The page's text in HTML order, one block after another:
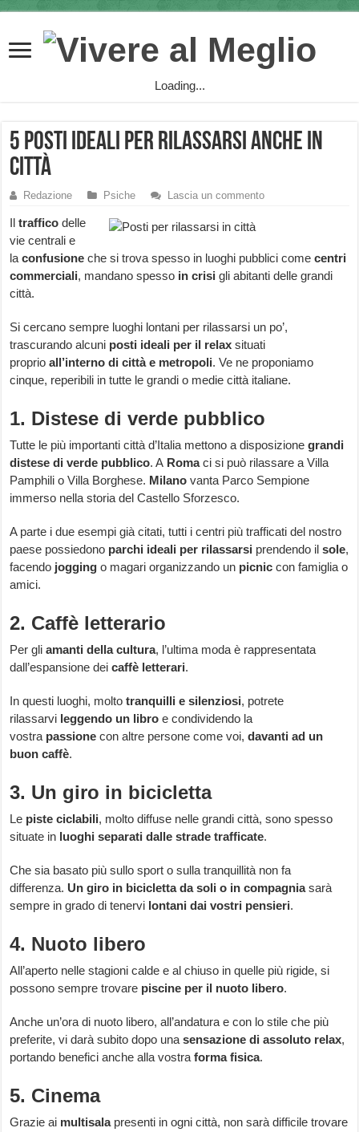
Loading...
5 posti ideali per rilassarsi anche in
città
Redazione Psiche Lascia un commento
Iltraffico delle
vie centrali e
laconfusione che si trova spesso in luoghi pubblici comecentri
commerciali, mandano spesso in crisi gli abitanti delle grandi
città.
Si cercano sempre luoghi lontani per rilassarsi un po’,
trascurando alcuni posti ideali per il relax situati
proprioall’interno di città e metropoli. Ve ne proponiamo
cinque, reperibili in tutte le grandi o medie città italiane.
1. Distese di verde pubblico
Tutte le più importanti città d’Italia mettono a disposizionegrandi
distese di verde pubblico. A Romaci si può rilassare a Villa
Pamphili o Villa Borghese. Milano vanta Parco Sempione
immerso nella storia del Castello Sforzesco.
A parte i due esempi già citati, tutti i centri più trafficati del nostro
paese possiedono parchi ideali per rilassarsi prendendo ilsole,
facendo jogging o magari organizzando un picnic con famiglia o
amici.
2. Caffè letterario
Per gliamanti della cultura, l’ultima moda è rappresentata
dall’espansione deicaffè letterari.
In questi luoghi, moltotranquilli e silenziosi, potrete
rilassarvi leggendo un libro e condividendo la
vostra passione con altre persone come voi,davanti ad un
buon caffè.
3. Un giro in bicicletta
Le piste ciclabili, molto diffuse nelle grandi città, sono spesso
situate in luoghi separati dalle strade trafficate.
Che sia basato più sullo sport o sulla tranquillità non fa
differenza. Un giro in bicicletta da soli o in compagniasarà
sempre in grado di tenervi lontani dai vostri pensieri.
4. Nuoto libero
All’aperto nelle stagioni calde e al chiuso in quelle più rigide, si
possono sempre trovare piscine per il nuoto libero.
Anche un’ora di nuoto libero, all’andatura e con lo stile che più
preferite, vi darà subito dopo unasensazione di assoluto relax,
portando benefici anche alla vostraforma fisica.
5. Cinema
Grazie ai multisalapresenti in ogni città, non sarà difficile trovare